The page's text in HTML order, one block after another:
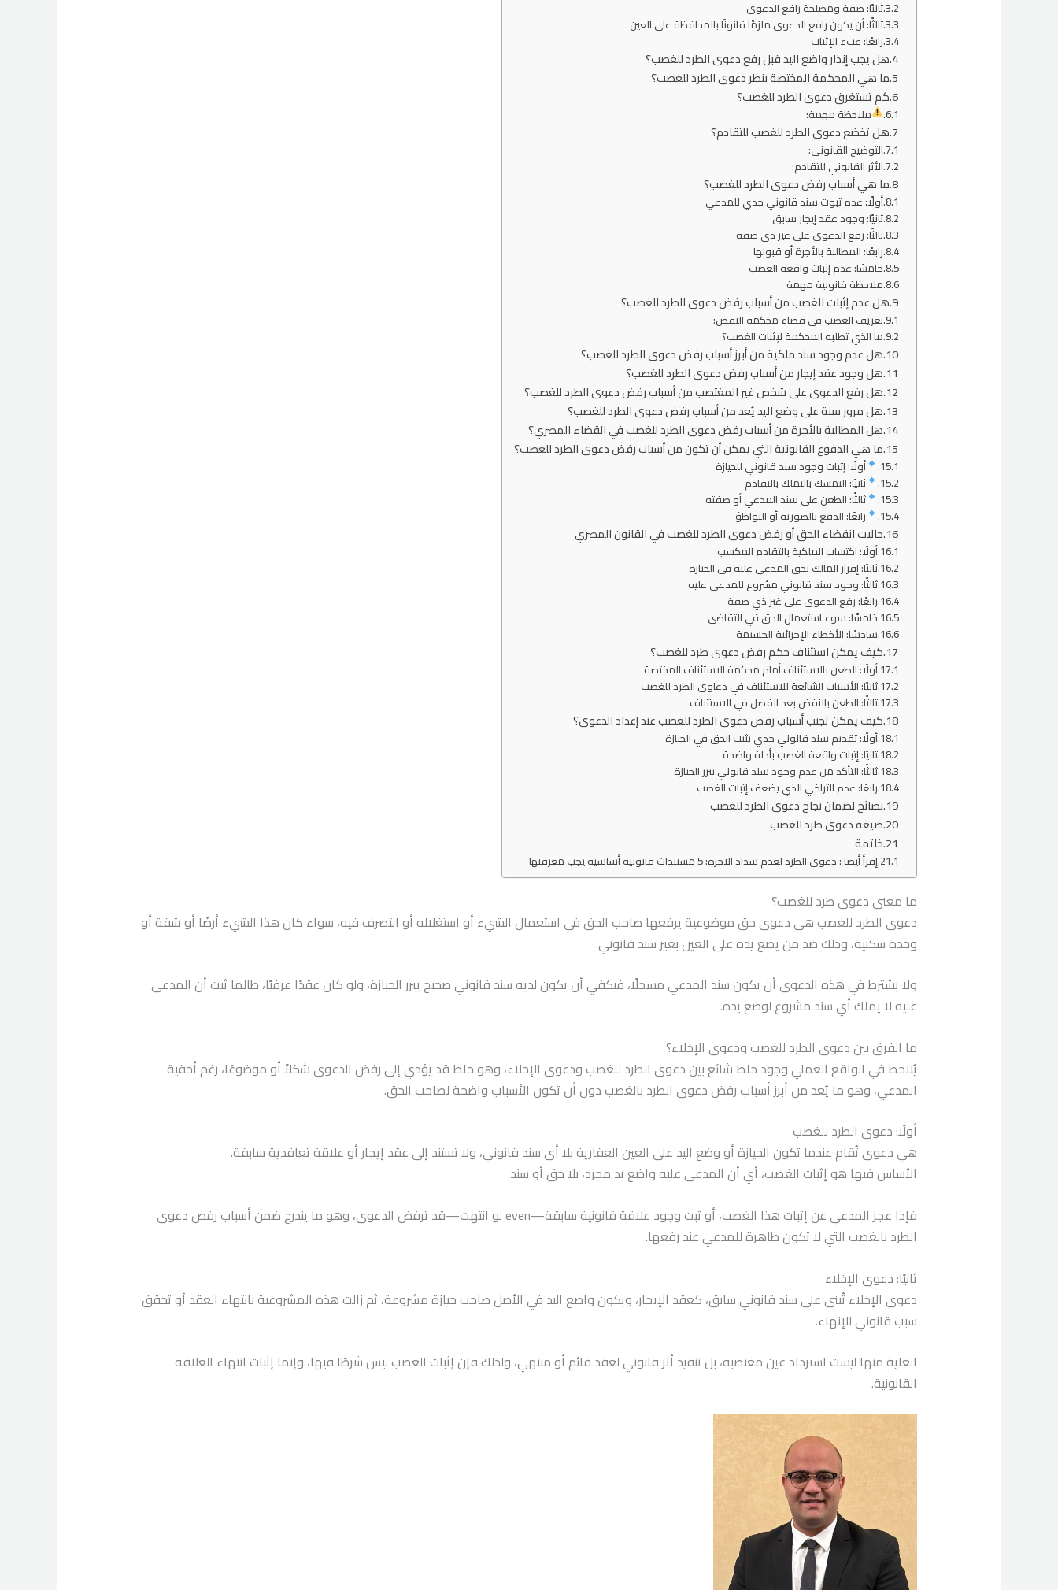
ثانيًا: صفة ومصلحة رافع الدعوى
ثالثًا: أن يكون رافع الدعوى ملزمًا قانونًا بالمحافظة على العين
رابعًا: عبء الإثبات
هل يجب إنذار واضع اليد قبل رفع دعوى الطرد للغصب؟
ما هي المحكمة المختصة بنظر دعوى الطرد للغصب؟
كم تستغرق دعوى الطرد للغصب؟
ملاحظة مهمة:
هل تخضع دعوى الطرد للغصب للتقادم؟
التوضيح القانوني:
الأثر القانوني للتقادم:
ما هي أسباب رفض دعوى الطرد للغصب؟
أولًا: عدم ثبوت سند قانوني جدي للمدعي
ثانيًا: وجود عقد إيجار سابق
ثالثًا: رفع الدعوى على غير ذي صفة
رابعًا: المطالبة بالأجرة أو قبولها
خامسًا: عدم إثبات واقعة الغصب
ملاحظة قانونية مهمة
هل عدم إثبات الغصب من أسباب رفض دعوى الطرد للغصب؟
تعريف الغصب في قضاء محكمة النقض:
ما الذي تطلبه المحكمة لإثبات الغصب؟
هل عدم وجود سند ملكية من أبرز أسباب رفض دعوى الطرد للغصب؟
هل وجود عقد إيجار من أسباب رفض دعوى الطرد للغصب؟
هل رفع الدعوى على شخص غير المغتصب من أسباب رفض دعوى الطرد للغصب؟
هل مرور سنة على وضع اليد يُعد من أسباب رفض دعوى الطرد للغصب؟
هل المطالبة بالأجرة من أسباب رفض دعوى الطرد للغصب في القضاء المصري؟
ما هي الدفوع القانونية التي يمكن أن تكون من أسباب رفض دعوى الطرد للغصب؟
أولًا: إثبات وجود سند قانوني للحيازة
ثانيًا: التمسك بالتملك بالتقادم
ثالثًا: الطعن على سند المدعي أو صفته
رابعًا: الدفع بالصورية أو التواطؤ
حالات انقضاء الحق أو رفض دعوى الطرد للغصب في القانون المصري
أولًا: اكتساب الملكية بالتقادم المكسب
ثانيًا: إقرار المالك بحق المدعى عليه في الحيازة
ثالثًا: وجود سند قانوني مشروع للمدعى عليه
رابعًا: رفع الدعوى على غير ذي صفة
خامسًا: سوء استعمال الحق في التقاضي
سادسًا: الأخطاء الإجرائية الجسيمة
كيف يمكن استئناف حكم رفض دعوى طرد للغصب؟
أولًا: الطعن بالاستئناف أمام محكمة الاستئناف المختصة
ثانيًا: الأسباب الشائعة للاستئناف في دعاوى الطرد للغصب
ثالثًا: الطعن بالنقض بعد الفصل في الاستئناف
كيف يمكن تجنب أسباب رفض دعوى الطرد للغصب عند إعداد الدعوى؟
أولًا: تقديم سند قانوني جدي يثبت الحق في الحيازة
ثانيًا: إثبات واقعة الغصب بأدلة واضحة
ثالثًا: التأكد من عدم وجود سند قانوني يبرر الحيازة
رابعًا: عدم التراخي الذي يضعف إثبات الغصب
نصائح لضمان نجاح دعوى الطرد للغصب
صيغة دعوى طرد للغصب
خاتمة
إقرأ أيضا : دعوى الطرد لعدم سداد الاجرة: 5 مستندات قانونية أساسية يجب معرفتها
ما معنى دعوى طرد للغصب؟
دعوى الطرد للغصب هي دعوى حق موضوعية يرفعها صاحب الحق في استعمال الشيء أو استغلاله أو التصرف فيه، سواء كان هذا الشيء أرضًا أو شقة أو
وحدة سكنية، وذلك ضد من يضع يده على العين بغير سند قانوني.
ولا يشترط في هذه الدعوى أن يكون سند المدعي مسجلًا، فيكفي أن يكون لديه سند قانوني صحيح يبرر الحيازة، ولو كان عقدًا عرفيًا، طالما ثبت أن المدعى
عليه لا يملك أي سند مشروع لوضع يده.
ما الفرق بين دعوى الطرد للغصب ودعوى الإخلاء؟
يُلاحظ في الواقع العملي وجود خلط شائع بين دعوى الطرد للغصب ودعوى الإخلاء، وهو خلط قد يؤدي إلى رفض الدعوى شكلاً أو موضوعًا، رغم أحقية
المدعي، وهو ما يُعد من أبرز أسباب رفض دعوى الطرد بالغصب دون أن تكون الأسباب واضحة لصاحب الحق.
أولًا: دعوى الطرد للغصب
هي دعوى تُقام عندما تكون الحيازة أو وضع اليد على العين العقارية بلا أي سند قانوني، ولا تستند إلى عقد إيجار أو علاقة تعاقدية سابقة.
الأساس فيها هو إثبات الغصب، أي أن المدعى عليه واضع يد مجرد، بلا حق أو سند.
فإذا عجز المدعي عن إثبات هذا الغصب، أو ثبت وجود علاقة قانونية سابقة—even لو انتهت—قد ترفض الدعوى، وهو ما يندرج ضمن أسباب رفض دعوى
الطرد بالغصب التي لا تكون ظاهرة للمدعي عند رفعها.
ثانيًا: دعوى الإخلاء
دعوى الإخلاء تُبنى على سند قانوني سابق، كعقد الإيجار، ويكون واضع اليد في الأصل صاحب حيازة مشروعة، ثم زالت هذه المشروعية بانتهاء العقد أو تحقق
سبب قانوني للإنهاء.
الغاية منها ليست استرداد عين مغتصبة، بل تنفيذ أثر قانوني لعقد قائم أو منتهي، ولذلك فإن إثبات الغصب ليس شرطًا فيها، وإنما إثبات انتهاء العلاقة
القانونية.